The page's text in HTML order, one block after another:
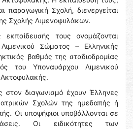
παραγωγική Σχολή, διενεργείται
Σχολής Λιμενοφυλάκων.
τους ονομάζονται
Σώματος – Ελληνικής
βαθμός της σταδιοδρομίας
του Υποναυάρχου Λιμενικού
στον διαγωνισμό έχουν Έλληνες
Ιατρικών Σχολών της ημεδαπής ή
Οι υποψήφιοι υποβάλλονται σε
Οι ειδικότητες των